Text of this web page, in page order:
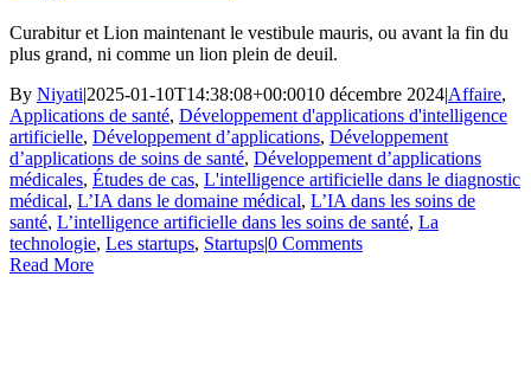
Curabitur et Lion maintenant le vestibule mauris, ou avant la fin du
plus grand, ni comme un lion plein de deuil.
By Niyati|2025-01-10T14:38:08+00:0010 décembre 2024|Affaire,
Applications de santé, Développement d'applications d'intelligence
artificielle, Développement d’applications, Développement
d’applications de soins de santé, Développement d’applications
médicales, Études de cas, L'intelligence artificielle dans le diagnostic
médical, L’IA dans le domaine médical, L’IA dans les soins de
santé, L’intelligence artificielle dans les soins de santé, La
technologie, Les startups, Startups|0 Comments
Read More